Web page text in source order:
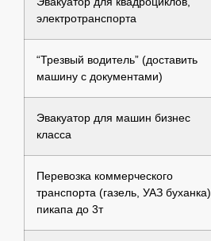
электротранспорта
“Трезвый водитель” (доставить
машину с документами)
Эвакуатор для машин бизнес
класса
Перевозка коммерческого
транспорта (газель, УАЗ буханка),
пикапа до 3т